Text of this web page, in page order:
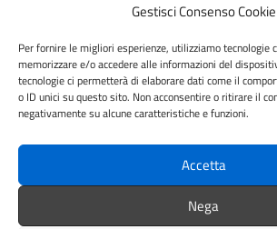
Gestisci Consenso Cookie
Per fornire le migliori esperienze, utilizziamo tecnologie
memorizzare e/o accedere alle informazioni del
tecnologie ci permetterà di elaborare dati come il
o ID unici su questo sito. Non acconsentire o ritirare il
negativamente su alcune caratteristiche e funzioni.
Accetta
Nega
Prenotazione appuntamento
Segnalazione disservizio
Whistleblowing
Amministrazione Trasparente
Albo Pretorio
Informativa privacy
Dichiarazione di accessibilità
Feedback